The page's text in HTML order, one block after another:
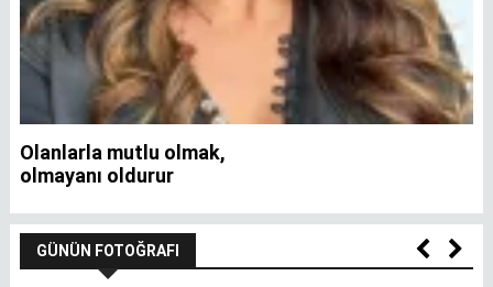
Olanlarla mutlu olmak,
olmayanı oldurur
GÜNÜN FOTOĞRAFI